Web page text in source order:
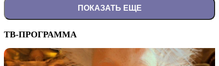
ПОКАЗАТЬ ЕЩЕ
ТВ-ПРОГРАММА